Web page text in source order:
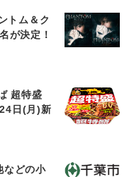
トム＆ク
が決定！
超特盛
日(月)新
などの小